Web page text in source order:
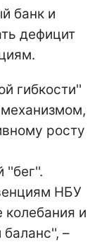
банк и
дефицит
гибкости''
росту
''бег''.
НБУ
колебания и
–